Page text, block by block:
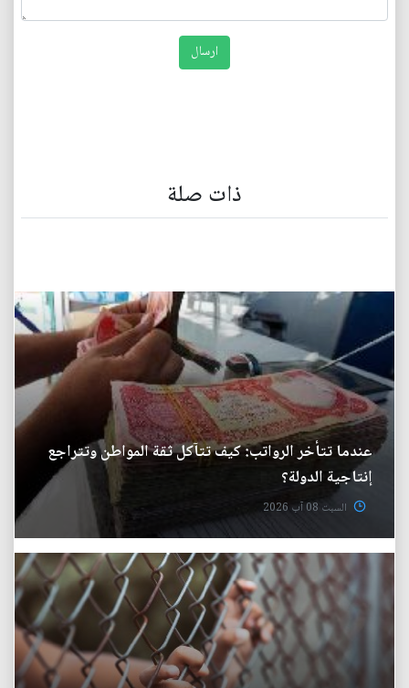
ذات صلة
عندما تتأخر الرواتب: كيف تتآكل ثقة المواطن وتتراجع
إنتاجية الدولة؟
السبت 08 آب 2026